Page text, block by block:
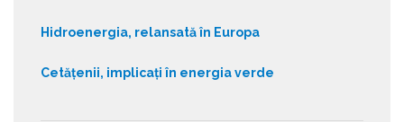
Hidroenergia, relansată în Europa
Cetățenii, implicați în energia verde